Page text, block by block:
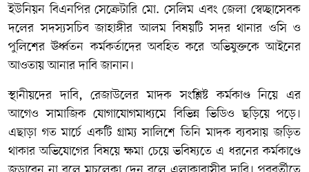
ইউনিয়ন বিএনপির সেক্রেটারি মো. সেলিম এবং জেলা স্বেচ্ছাসেবক
দলের সদস্যসচিব জাহাঙ্গীর আলম বিষয়টি সদর থানার ওসি ও
পুলিশের ঊর্ধ্বতন কর্মকর্তাদের অবহিত করে অভিযুক্তকে আইনের
আওতায় আনার দাবি জানান।
স্থানীয়দের দাবি, রেজাউলের মাদক সংশ্লিষ্ট কর্মকাণ্ড নিয়ে এর
আগেও সামাজিক যোগাযোগমাধ্যমে বিভিন্ন ভিডিও ছড়িয়ে পড়ে।
এছাড়া গত মার্চে একটি গ্রাম্য সালিশে তিনি মাদক ব্যবসায় জড়িত
থাকার অভিযোগের বিষয়ে ক্ষমা চেয়ে ভবিষ্যতে এ ধরনের কর্মকাণ্ডে